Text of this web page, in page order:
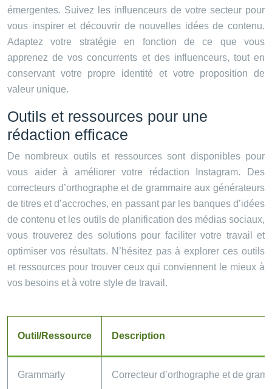
émergentes. Suivez les influenceurs de votre secteur pour
vous inspirer et découvrir de nouvelles idées de contenu.
Adaptez votre stratégie en fonction de ce que vous
apprenez de vos concurrents et des influenceurs, tout en
conservant votre propre identité et votre proposition de
valeur unique.
Outils et ressources pour une
rédaction efficace
De nombreux outils et ressources sont disponibles pour
vous aider à améliorer votre rédaction Instagram. Des
correcteurs d’orthographe et de grammaire aux générateurs
de titres et d’accroches, en passant par les banques d’idées
de contenu et les outils de planification des médias sociaux,
vous trouverez des solutions pour faciliter votre travail et
optimiser vos résultats. N’hésitez pas à explorer ces outils
et ressources pour trouver ceux qui conviennent le mieux à
vos besoins et à votre style de travail.
Outil/Ressource Description
Grammarly Correcteur d’orthographe et de